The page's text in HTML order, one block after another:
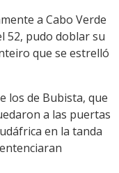
a Cabo Verde
52, pudo doblar su
que se estrelló
los de Bubista, que
a las puertas
en la tanda